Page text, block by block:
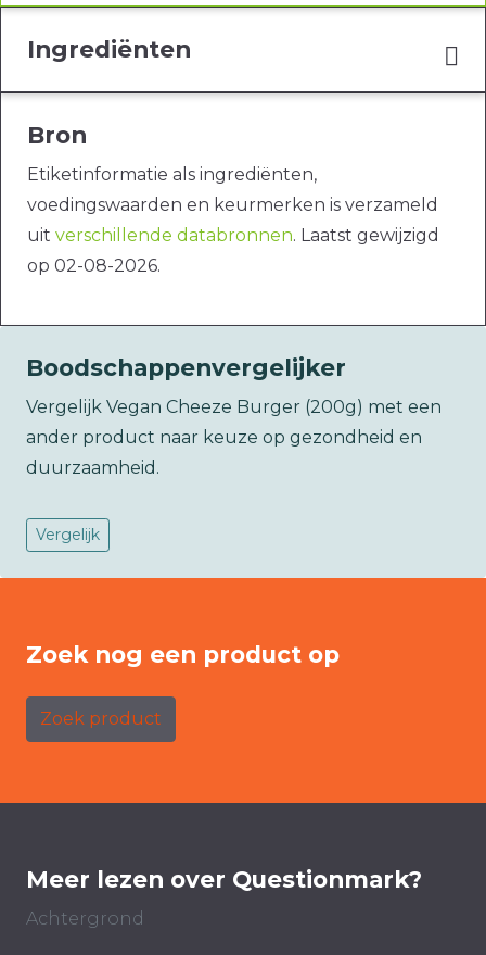
Ingrediënten
Bron
Etiketinformatie als ingrediënten,
voedingswaarden en keurmerken is verzameld
uit verschillende databronnen. Laatst gewijzigd
op 02-08-2026.
Boodschappenvergelijker
Vergelijk Vegan Cheeze Burger (200g) met een
ander product naar keuze op gezondheid en
duurzaamheid.
Vergelijk
Zoek nog een product op
Zoek product
Meer lezen over Questionmark?
Achtergrond